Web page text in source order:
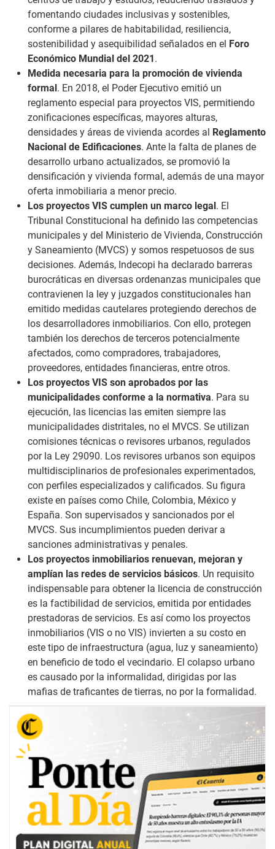
fomentando ciudades inclusivas y sostenibles,
conforme a pilares de habitabilidad, resiliencia,
sostenibilidad y asequibilidad señalados en el Foro
Económico Mundial del 2021.
Medida necesaria para la promoción de vivienda
formal. En 2018, el Poder Ejecutivo emitió un
reglamento especial para proyectos VIS, permitiendo
zonificaciones específicas, mayores alturas,
densidades y áreas de vivienda acordes al Reglamento
Nacional de Edificaciones. Ante la falta de planes de
desarrollo urbano actualizados, se promovió la
densificación y vivienda formal, además de una mayor
oferta inmobiliaria a menor precio.
Los proyectos VIS cumplen un marco legal. El
Tribunal Constitucional ha definido las competencias
municipales y del Ministerio de Vivienda, Construcción
y Saneamiento (MVCS) y somos respetuosos de sus
decisiones. Además, Indecopi ha declarado barreras
burocráticas en diversas ordenanzas municipales que
contravienen la ley y juzgados constitucionales han
emitido medidas cautelares protegiendo derechos de
los desarrolladores inmobiliarios. Con ello, protegen
también los derechos de terceros potencialmente
afectados, como compradores, trabajadores,
proveedores, entidades financieras, entre otros.
Los proyectos VIS son aprobados por las
municipalidades conforme a la normativa. Para su
ejecución, las licencias las emiten siempre las
municipalidades distritales, no el MVCS. Se utilizan
comisiones técnicas o revisores urbanos, regulados
por la Ley 29090. Los revisores urbanos son equipos
multidisciplinarios de profesionales experimentados,
con perfiles especializados y calificados. Su figura
existe en países como Chile, Colombia, México y
España. Son supervisados y sancionados por el
MVCS. Sus incumplimientos pueden derivar a
sanciones administrativas y penales.
Los proyectos inmobiliarios renuevan, mejoran y
amplían las redes de servicios básicos. Un requisito
indispensable para obtener la licencia de construcción
es la factibilidad de servicios, emitida por entidades
prestadoras de servicios. Es así como los proyectos
inmobiliarios (VIS o no VIS) invierten a su costo en
este tipo de infraestructura (agua, luz y saneamiento)
en beneficio de todo el vecindario. El colapso urbano
es causado por la informalidad, dirigidas por las
mafias de traficantes de tierras, no por la formalidad.